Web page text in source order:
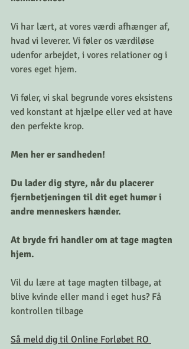
Vi har lært, at vores værdi afhænger af,
hvad vi leverer. Vi føler os værdiløse
udenfor arbejdet, i vores relationer og i
vores eget hjem.
Vi føler, vi skal begrunde vores eksistens
ved konstant at hjælpe eller ved at have
den perfekte krop.
Men her er sandheden!
Du lader dig styre, når du placerer
fjernbetjeningen til dit eget humør i
andre menneskers hænder.
At bryde fri handler om at tage magten
hjem.
Vil du lære at tage magten tilbage, at
blive kvinde eller mand i eget hus? Få
kontrollen tilbage
Så meld dig til Online Forløbet RO